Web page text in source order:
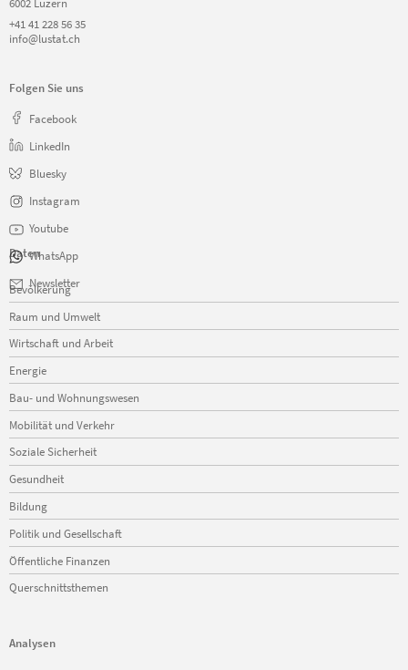
+41 41 228 56 35
info@lustat.ch
Folgen Sie uns
Facebook
LinkedIn
Bluesky
Instagram
Youtube
WhatsApp
Newsletter
Daten
Navigation
überspringen
Bevölkerung
Raum und Umwelt
Wirtschaft und Arbeit
Energie
Bau- und Wohnungswesen
Mobilität und Verkehr
Soziale Sicherheit
Gesundheit
Bildung
Politik und Gesellschaft
Öffentliche Finanzen
Querschnittsthemen
Analysen